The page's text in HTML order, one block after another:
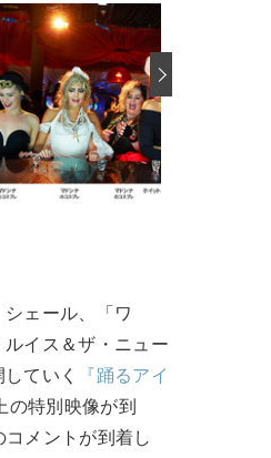
ェール、「ワ
イス＆ザ・ニュー
ていく
『踊るアイ
の特別映像が到
メントが到着し